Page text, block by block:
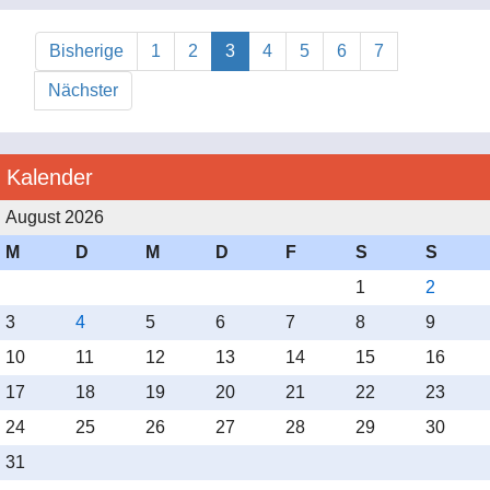
Es waren 31 Paare am Start und in 4 Runden setzten
sich Astrid und Rainer Quenzel vom Tanz Sport Club in
Hannover als Sieger durch.
Bisherige 1 2 3 4 5 6 7
Nächster
Kalender
August 2026
M
D M D F S
S
1
2
3
4 5 6 7 8
9
10
11 12 13 14 15
16
17
18 19 20 21 22
23
24
25 26 27 28 29
30
31